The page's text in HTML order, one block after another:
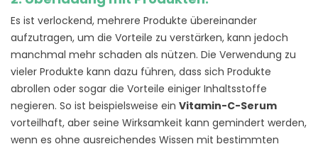
Es ist verlockend, mehrere Produkte übereinander
aufzutragen, um die Vorteile zu verstärken, kann jedoch
manchmal mehr schaden als nützen. Die Verwendung zu
vieler Produkte kann dazu führen, dass sich Produkte
abrollen oder sogar die Vorteile einiger Inhaltsstoffe
negieren. So ist beispielsweise ein Vitamin-C-Serum
vorteilhaft, aber seine Wirksamkeit kann gemindert werden,
wenn es ohne ausreichendes Wissen mit bestimmten